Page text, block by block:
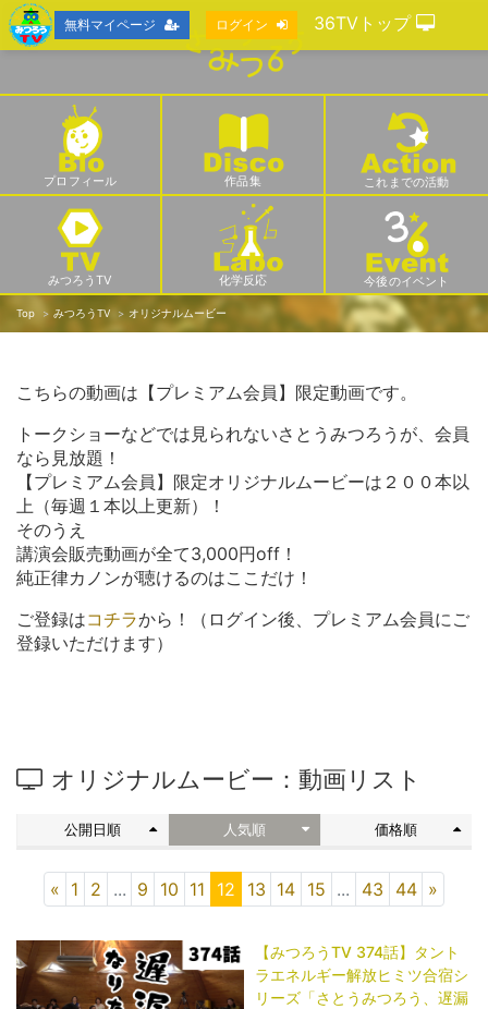
プロフィール 作品集 これまでの活動
みつろうTV 化学反応 今後のイベント
Top みつろうTV オリジナルムービー
こちらの動画は【プレミアム会員】限定動画です。
トークショーなどでは見られないさとうみつろうが、会員
なら見放題！
【プレミアム会員】限定オリジナルムービーは２００本以
上（毎週１本以上更新）！
そのうえ
講演会販売動画が全て3,000円off！
純正律カノンが聴けるのはここだけ！
ご登録はコチラから！（ログイン後、プレミアム会員にご
登録いただけます）
オリジナルムービー：動画リスト
公開日順 人気順 価格順
« 1 2 ... 9 10 11 12 13 14 15 ... 43 44 »
【みつろうTV 374話】タント
ラエネルギー解放ヒミツ合宿シ
リーズ「さとうみつろう、遅漏
無料マイページ ログイン 36TVトップ